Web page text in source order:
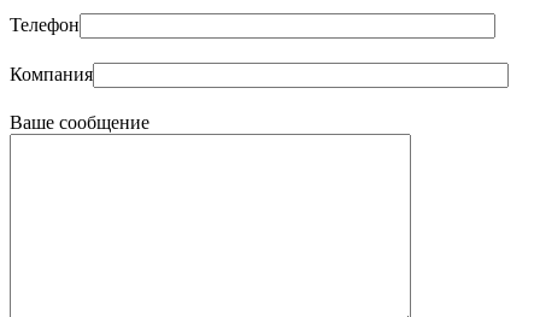
Телефон
Компания
Ваше сообщение